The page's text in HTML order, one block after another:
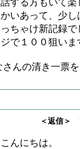
する方もいて
いあって、少
っちゃけ新記録
で１００狙い
んの清き一票
＞ ヲコジョ
んにちは。